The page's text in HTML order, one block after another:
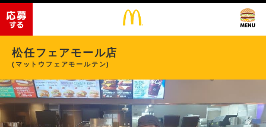
松任フェアモール店
(マットウフェアモールテン)